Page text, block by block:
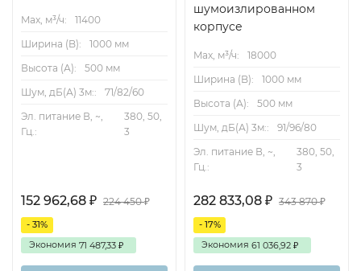
Вентиляторы поставляются готовыми к подключению.
Могут устанавливаться в любом положении, в
соответствии с направлением потока воздуха.
Необходимо предусматривать доступ для
обслуживания вентилятора.
Сертификат
Декларация о соответствии ТР ТС.
Технические характеристики
Max, м³/ч:
11400
Ширина (B):
1000 мм
Высота (А):
500 мм
Шум, дБ(А) 3м::
71/82/60
Эл. питание В, ~,
Гц.:
380, 50,
3
152 962,68 ₽ 224 450₽
- 31%
Экономия 71 487,33 ₽
шумоизлированном
корпусе
Max, м³/ч:
18000
Ширина (B):
1000 мм
Высота (А):
500 мм
Шум, дБ(А) 3м::
91/96/80
Эл. питание В, ~,
Гц.:
380, 50,
3
282 833,08 ₽ 343 870₽
- 17%
Экономия 61 036,92 ₽